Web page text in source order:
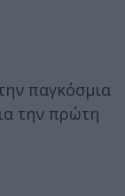
παγκόσμια
την πρώτη